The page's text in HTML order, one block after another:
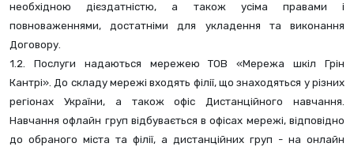
необхідною дієздатністю, а також усіма правами і
повноваженнями, достатніми для укладення та виконання
Договору.
1.2. Послуги надаються мережею ТОВ «Мережа шкіл Грін
Кантрі». До складу мережі входять філії, що знаходяться у різних
регіонах України, а також офіс Дистанційного навчання.
Навчання офлайн груп відбувається в офісах мережі, відповідно
до обраного міста та філії, а дистанційних груп - на онлайн